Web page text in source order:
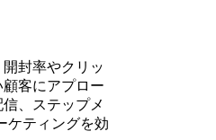
封率やクリッ
客にアプロー
、ステップメ
ケティングを効